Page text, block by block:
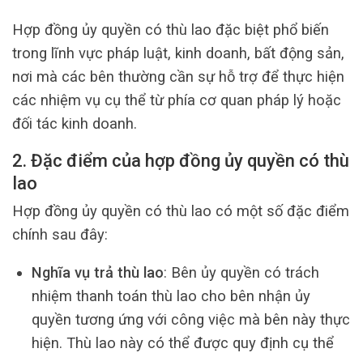
Hợp đồng ủy quyền có thù lao đặc biệt phổ biến
trong lĩnh vực pháp luật, kinh doanh, bất động sản,
nơi mà các bên thường cần sự hỗ trợ để thực hiện
các nhiệm vụ cụ thể từ phía cơ quan pháp lý hoặc
đối tác kinh doanh.
2. Đặc điểm của hợp đồng ủy quyền có thù
lao
Hợp đồng ủy quyền có thù lao có một số đặc điểm
chính sau đây:
Nghĩa vụ trả thù lao: Bên ủy quyền có trách
nhiệm thanh toán thù lao cho bên nhận ủy
quyền tương ứng với công việc mà bên này thực
hiện. Thù lao này có thể được quy định cụ thể